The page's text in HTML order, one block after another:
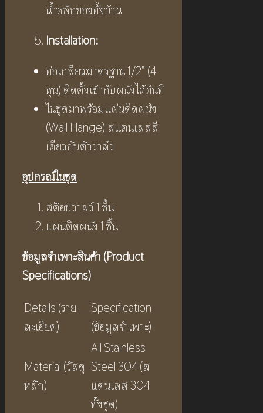
น้ำหลักของทั้งบ้าน
Installation:
ท่อเกลียวมาตรฐาน 1/2” (4
หุน) ติดตั้งเข้ากับผนังได้ทันที
ในชุดมาพร้อมแผ่นติดผนัง
(Wall Flange) สแตนเลสสี
เดียวกับตัววาล์ว
อุปกรณ์ในชุด
สต็อปวาลว์ 1 ชิ้น
แผ่นติดผนัง 1 ชิ้น
ข้อมูลจำเพาะสินค้า (Product
Specifications)
Details (ราย
ละเอียด)
Specification
(ข้อมูลจำเพาะ)
Material (วัสดุ
หลัก)
All Stainless
Steel 304 (ส
แตนเลส 304
ทั้งชุด)